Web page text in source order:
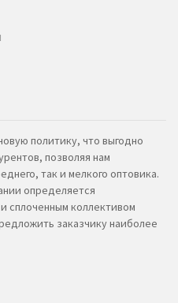
политику, что выгодно
позволяя нам
так и мелкого оптовика.
определяется
сплоченным коллективом
заказчику наиболее